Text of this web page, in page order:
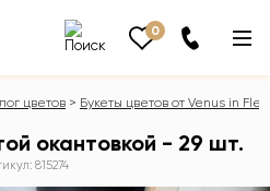
0
цветов Букеты цветов от Venus in
окантовкой - 29 шт.
815274